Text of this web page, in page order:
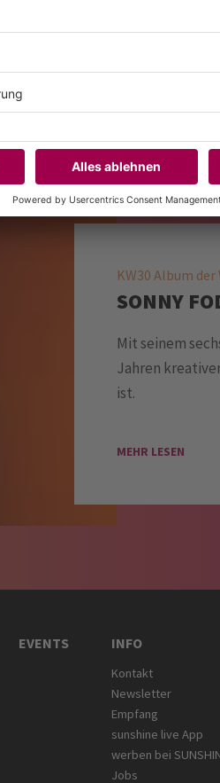
aus
KW30 Album der
SONNY
Mit seinem
Jahren
ist.
MEHR LESEN
EVENTS INFO
Kontakt
Newsletter
Empfang
sunshine live App
werben bei
Jobs